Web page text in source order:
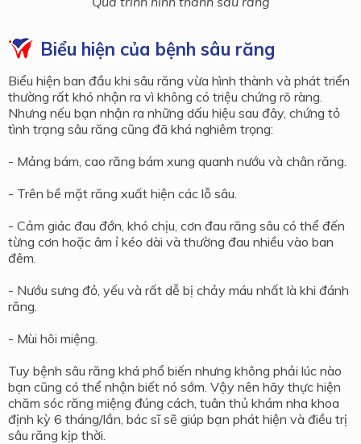
Biểu hiện của bệnh sâu răng
Biểu hiện ban đầu khi sâu răng vừa hình thành và phát triển
thường rất khó nhận ra vì không có triệu chứng rõ ràng.
Nhưng nếu bạn nhận ra những dấu hiệu sau đây, chứng tỏ
tình trạng sâu răng cũng đã khá nghiêm trọng:
- Mảng bám, cao răng bám xung quanh nướu và chân răng.
- Trên bề mặt răng xuất hiện các lỗ sâu.
- Cảm giác đau đớn, khó chịu, cơn đau răng sâu có thể đến
từng cơn hoặc âm ỉ kéo dài và thường đau nhiều vào ban
đêm.
- Nướu sưng đỏ, yếu và rất dễ bị chảy máu nhất là khi đánh
răng.
- Mùi hôi miệng.
Tuy bệnh sâu răng khá phổ biến nhưng không phải lúc nào
bạn cũng có thể nhận biết nó sớm. Vậy nên hãy thực hiện
chăm sóc răng miệng đúng cách, tuân thủ khám nha khoa
định kỳ 6 tháng/lần, bác sĩ sẽ giúp bạn phát hiện và điều trị
sâu răng kịp thời.